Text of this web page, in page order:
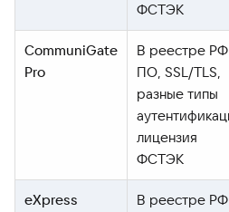
ФСТЭК
CommuniGate
Pro
В реестре РФ
ПО, SSL/TLS,
разные типы
лицензия
ФСТЭК
eXpress
В реестре РФ